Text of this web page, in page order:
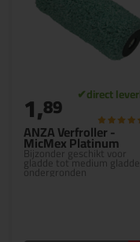
ANZA Verfroller -
MicMex Platinum
Bijzonder geschikt voor
gladde tot medium gladde
ondergronden
1,89